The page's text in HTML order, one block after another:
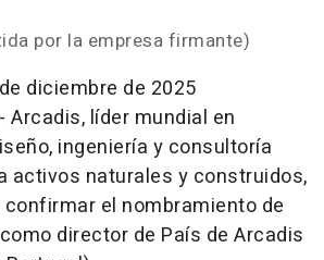
por la empresa firmante)
diciembre de 2025
líder mundial en
ingeniería y consultoría
activos naturales y construidos,
el nombramiento de
como director de País de Arcadis